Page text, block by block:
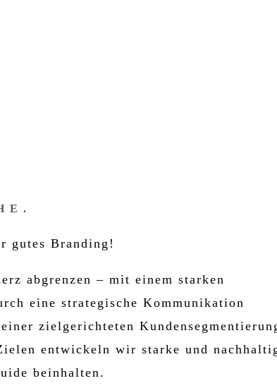
gutes Branding!
abgrenzen – mit einem starken
eine strategische Kommunikation
zielgerichteten
entwickeln wir starke und
beinhalten.